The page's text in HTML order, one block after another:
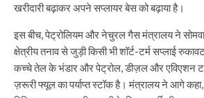
खरीदारी बढ़ाकर अपने सप्लायर बेस को बढ़ाया है।
इस बीच, पेट्रोलियम और नेचुरल गैस मंत्रालय ने
क्षेत्रीय तनाव से जुड़ी किसी भी शॉर्ट-टर्म सप्लाई
कच्चे तेल के भंडार और पेट्रोल, डीज़ल और एविएशन
ज़रूरी फ्यूल का पर्याप्त स्टॉक है। मंत्रालय ने आगे